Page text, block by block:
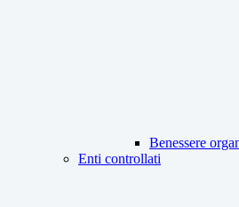
Benessere
Enti controllati